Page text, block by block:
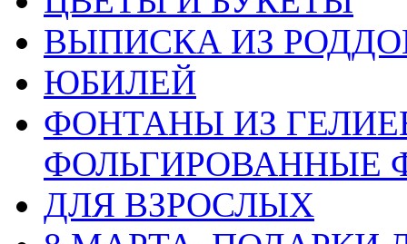
ВЫПИСКА ИЗ
ЮБИЛЕЙ
ФОНТАНЫ ИЗ
ФОЛЬГИРОВАННЫЕ
ДЛЯ ВЗРОСЛЫХ